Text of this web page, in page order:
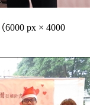
（6000 px × 4000